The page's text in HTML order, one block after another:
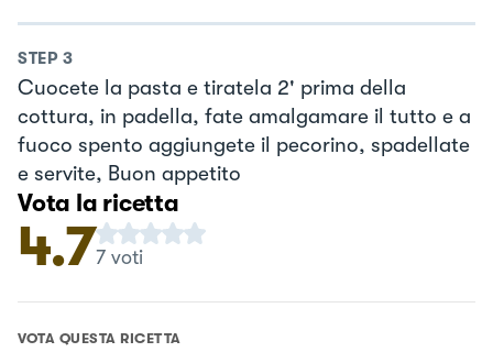
STEP 3
Cuocete la pasta e tiratela 2' prima della
cottura, in padella, fate amalgamare il tutto e a
fuoco spento aggiungete il pecorino, spadellate
e servite, Buon appetito
Vota la ricetta
4.77voti
VOTA QUESTA RICETTA